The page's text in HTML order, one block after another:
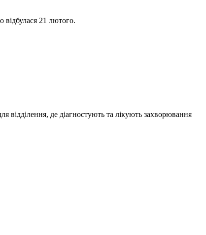
21 лютого.
відділення, де діагностують та лікують захворювання